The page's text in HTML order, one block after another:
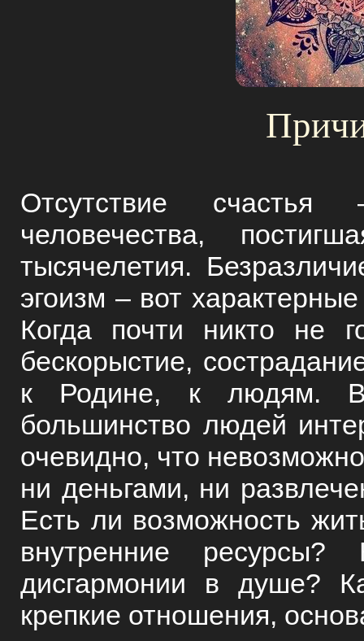
Отсутствие
человечества,
тысячелетия.
эгоизм – вот
Когда почти никто не
бескорыстие,
к Родине, к людям.
большинство людей
очевидно, что
ни деньгами, ни
Есть ли возможность
внутренние ресурсы?
дисгармонии в душе?
крепкие отношения,